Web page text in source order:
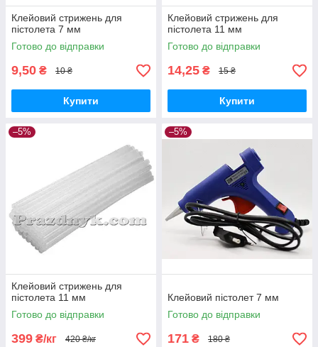
Клейовий стрижень для
пістолета 7 мм
Готово до відправки
9,50 ₴ 10 ₴
Купити
Клейовий стрижень для
пістолета 11 мм
Готово до відправки
14,25 ₴ 15 ₴
Купити
–5%
Клейовий стрижень для
пістолета 11 мм
Готово до відправки
399 ₴/кг 420 ₴/кг
–5%
Клейовий пістолет 7 мм
Готово до відправки
171 ₴ 180 ₴